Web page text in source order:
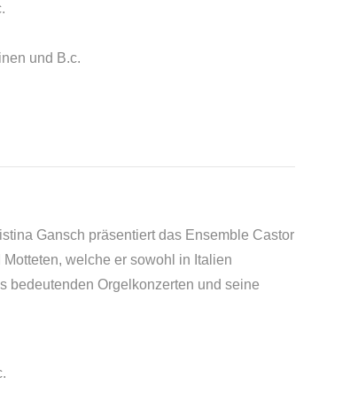
und B.c.
Gansch präsentiert das Ensemble Castor
welche er sowohl in Italien
bedeutenden Orgelkonzerten und seine